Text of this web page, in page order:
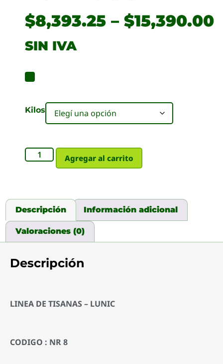
$8,393.25 – $15,390.00
SIN IVA
Kilos
Agregar al carrito
Descripción Información adicional
Valoraciones (0)
Descripción
LINEA DE TISANAS – LUNIC
CODIGO : NR 8